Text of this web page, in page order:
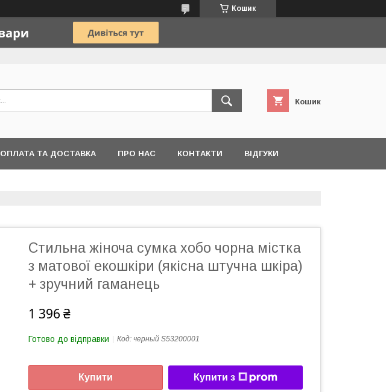
Кошик
Кошик
ОПЛАТА ТА ДОСТАВКА ПРО НАС КОНТАКТИ ВІДГУКИ
Стильна жіноча сумка хобо чорна містка
з матової екошкіри (якісна штучна шкіра)
+ зручний гаманець
1 396 ₴
Готово до відправки Код: черный S53200001
Купити Купити з